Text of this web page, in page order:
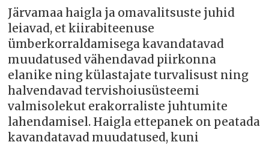
Järvamaa haigla ja omavalitsuste juhid
leiavad, et kiirabiteenuse
ümberkorraldamisega kavandatavad
muudatused vähendavad piirkonna
elanike ning külastajate turvalisust ning
halvendavad tervishoiusüsteemi
valmisolekut erakorraliste juhtumite
lahendamisel. Haigla ettepanek on peatada
kavandatavad muudatused, kuni